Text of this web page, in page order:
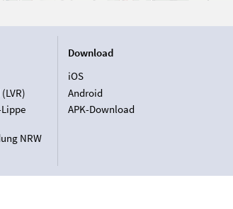
NRW
Download
iOS
Android
APK-Download